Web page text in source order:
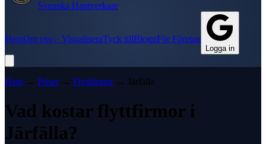
Svenska Hantverkare
HemOm oss✨ VisualiseraTyck tillBloggFör Företag
Logga in
Hem → Priser→ Flyttfirmor→ Järfälla
Vad kostar flyttfirmor i
Järfälla?